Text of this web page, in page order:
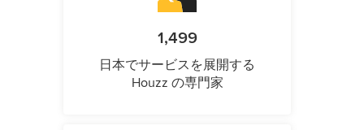
1,499
日本でサービスを展開する
Houzz の専門家